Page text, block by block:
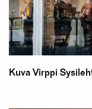
Kuva Virppi